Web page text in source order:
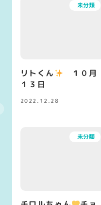
未分類
リトくん
１０月
１３日
投稿日
2022.12.28
未分類